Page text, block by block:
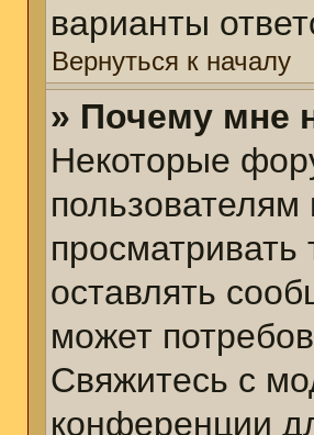
варианты
Вернуться к началу
» Почему мне
Некоторые
оставлять
может
Свяжитесь с
конференции